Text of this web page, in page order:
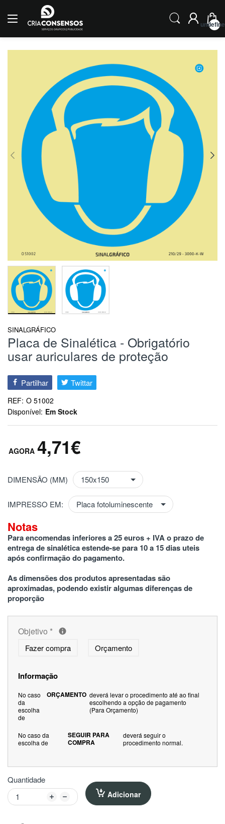
SINALGRÁFICO
Placa de Sinalética - Obrigatório
usar auriculares de proteção
Partilhar Twittar
REF: O 51002
Disponível: Em Stock
4,71€
DIMENSÃO (MM)
IMPRESSO EM:
Notas
Para encomendas inferiores a 25 euros + IVA o prazo de
entrega de sinalética estende-se para 10 a 15 dias uteis
após confirmação do pagamento.
As dimensões dos produtos apresentadas são
aproximadas, podendo existir algumas diferenças de
proporção
Objetivo *
Fazer compra Orçamento
Informação
No caso
da
escolha
de
ORÇAMENTO deverá levar o procedimento até ao final
escolhendo a opção de pagamento
(Para Orçamento)
No caso da
escolha de
SEGUIR PARA
COMPRA
deverá seguir o
procedimento normal.
Quantidade
Adicionar